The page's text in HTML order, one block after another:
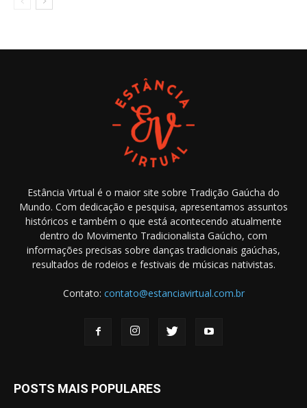
Estância Virtual é o maior site sobre Tradição Gaúcha do
Mundo. Com dedicação e pesquisa, apresentamos assuntos
históricos e também o que está acontecendo atualmente
dentro do Movimento Tradicionalista Gaúcho, com
informações precisas sobre danças tradicionais gaúchas,
resultados de rodeios e festivais de músicas nativistas.
Contato: contato@estanciavirtual.com.br
POSTS MAIS POPULARES